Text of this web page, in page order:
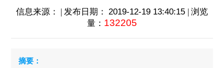
信息来源： | 发布日期： 2019-12-19 13:40:15
| 浏览
量： 132205
摘要：